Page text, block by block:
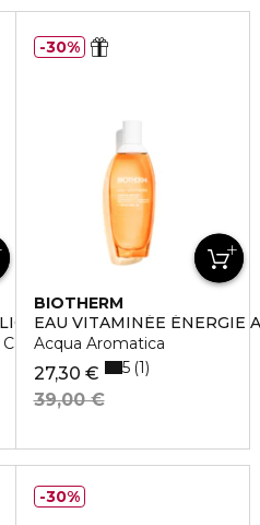
BIOTHERM
EAU VITAMINÉE ÉNERGIE
Acqua Aromatica
27,30 €
39,00 €
5 1
30%
30%